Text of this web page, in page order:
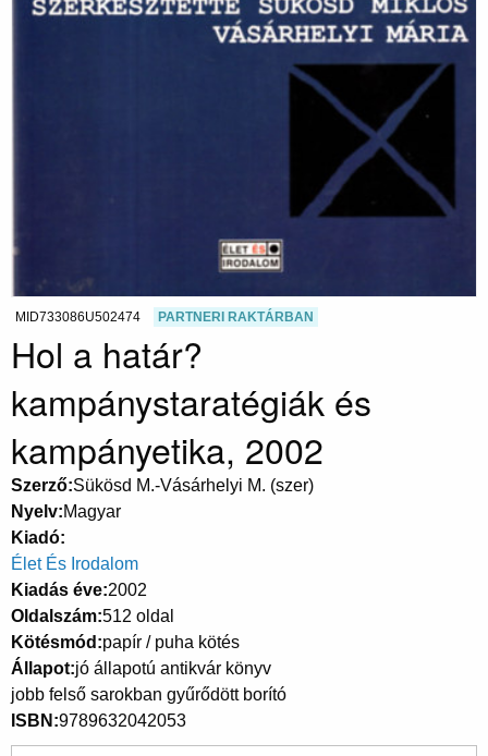
MID733086U502474 PARTNERI RAKTÁRBAN
Hol a határ?
kampánystaratégiák és
kampányetika, 2002
Szerző Sükösd M.-Vásárhelyi M. (szer)
Nyelv Magyar
Kiadó
Élet És Irodalom
Kiadás éve 2002
Oldalszám 512 oldal
Kötésmód papír / puha kötés
Állapot jó állapotú antikvár könyv
jobb felső sarokban gyűrődött borító
ISBN 9789632042053